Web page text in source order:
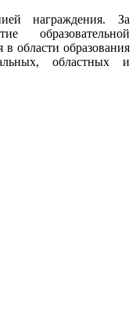
награждения. За
образовательной
в области образования
областных и